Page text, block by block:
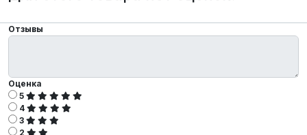
Отзывы
Оценка
5
4
3
2